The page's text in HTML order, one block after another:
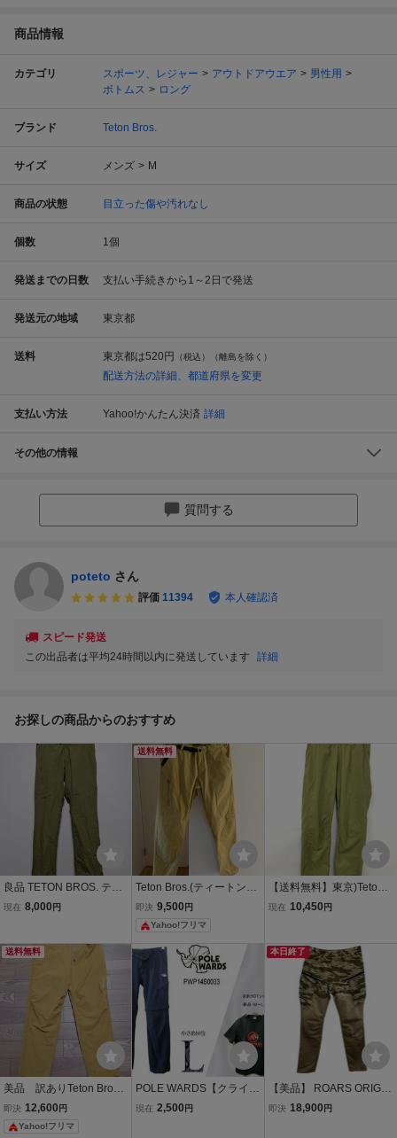
商品情報
カテゴリ スポーツ、レジャー アウトドアウエア
男性用
ボトムス
ロング
ブランド Teton Bros.
サイズ メンズ M
商品の状態 目立った傷や汚れなし
個数 1個
発送までの日数 支払い手続きから1～2日で発送
発送元の地域 東京都
送料 東京都は520円 （税込）（離島を除く）
配送方法の詳細、都道府県を変更
支払い方法 Yahoo!かんたん決済 詳細
その他の情報
質問する
poteto さん
評価 11394 本人確認済
スピード発送
この出品者は平均24時間以内に発送しています
詳細
お探しの商品からのおすすめ
良品 TETON BROS. ティ
ートンブロス 春夏／軽量
イミングパンツ ナイロン
現在 8,000 円
送料無料
Teton Bros.(ティートンブ
ロス) RIDGE PANT(リッ
ジパンツ) M KHAKI
即決 9,500 円
Yahoo!フリマ
【送料無料】東京)Teton B
ros. ティートンブロス ス
現在 10,450 円
送料無料
美品 訳ありTeton Bros.
（ティートンブロス）RU
N PANT（ラン パンツ）
即決 12,600 円
Yahoo!フリマ
POLE WARDS【クライミ
ングパンツ】L (W実75cm
現在 2,500 円
本日終了
【美品】 ROARS ORIGIN
AL（ロアーズオリジナ
即決 18,900 円